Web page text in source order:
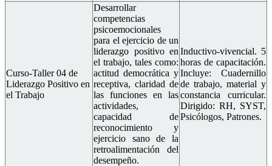
Curso-Taller 04 de
Liderazgo Positivo en
el Trabajo
Desarrollar
competencias
psicoemocionales
para el ejercicio de un
liderazgo positivo en
el trabajo, tales como:
actitud democrática y
receptiva, claridad de
las funciones en las
actividades,
capacidad de
reconocimiento y
ejercicio sano de la
retroalimentación del
desempeño.
Inductivo-vivencial. 5
horas de capacitación.
Incluye: Cuadernillo
de trabajo, material y
constancia curricular.
Dirigido: RH, SYST,
Psicólogos, Patrones.